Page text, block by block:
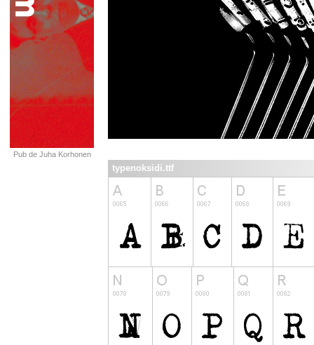
Pub de Juha Korhonen
typenoksidi.ttf